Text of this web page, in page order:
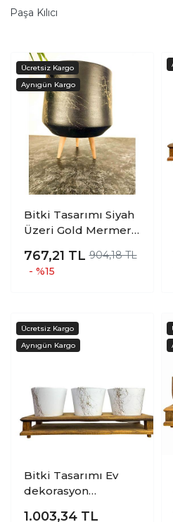
Paşa Kılıcı
Bitki Tasarımı Siyah
Üzeri Gold Mermer
Toprak Saksı Saksılık
Salon Çiçeklik 3
767,21 TL 904,18 TL
- %15
Bitki Tasarımı Ev
dekorasyon
1.003,34 TL